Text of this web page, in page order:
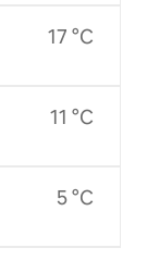
17 °C
11 °C
5 °C